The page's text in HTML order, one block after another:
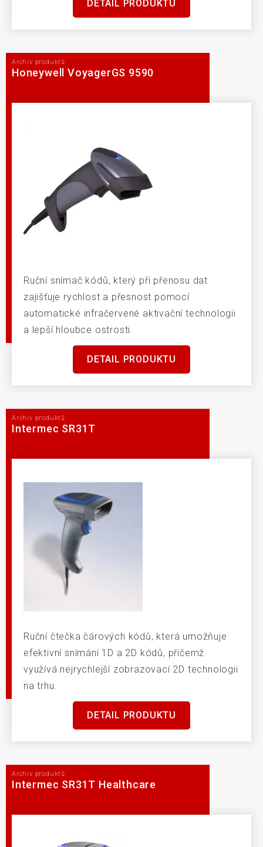
DETAIL PRODUKTU
Archiv produktů
Honeywell VoyagerGS 9590
Ruční snímač kódů, který při přenosu dat
zajišťuje rychlost a přesnost pomocí
automatické infračervené aktivační technologii
a lepší hloubce ostrosti.
DETAIL PRODUKTU
Archiv produktů
Intermec SR31T
Ruční čtečka čárových kódů, která umožňuje
efektivní snímání 1D a 2D kódů, přičemž
využívá nejrychlejší zobrazovací 2D technologii
na trhu.
DETAIL PRODUKTU
Archiv produktů
Intermec SR31T Healthcare